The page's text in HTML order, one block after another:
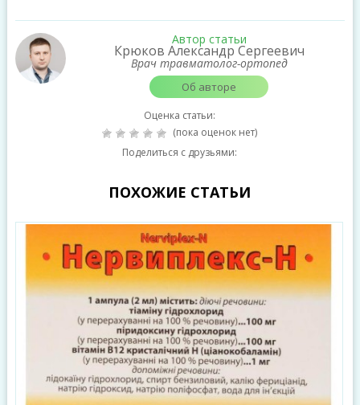
Автор статьи
Крюков Александр Сергеевич
Врач травматолог-ортопед
Об авторе
Оценка статьи:
(пока оценок нет)
Поделиться с друзьями:
ПОХОЖИЕ СТАТЬИ